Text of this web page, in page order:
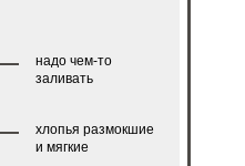
надо чем-то
заливать
хлопья размокшие
и мягкие